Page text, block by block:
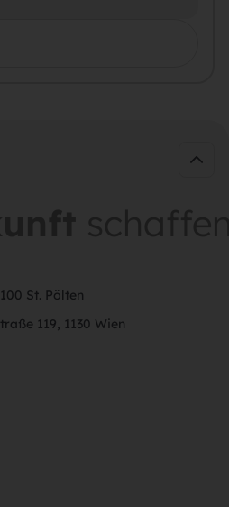
St. Pölten
119, 1130 Wien